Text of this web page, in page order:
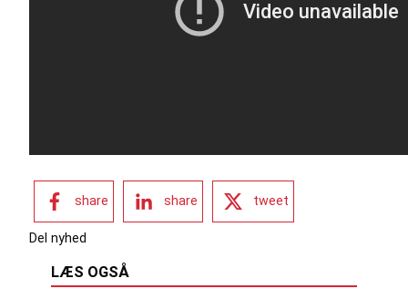
share share tweet
Del nyhed
LÆS OGSÅ